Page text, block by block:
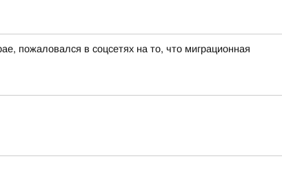
пожаловался в соцсетях на то, что миграционная